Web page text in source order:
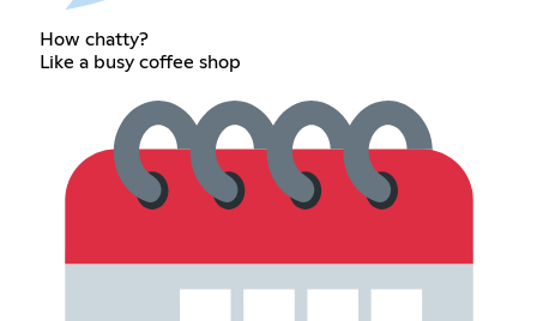
How chatty?
Like a busy coffee shop